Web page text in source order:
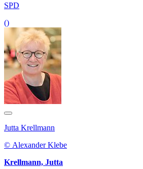
SPD
()
Jutta Krellmann
© Alexander Klebe
Krellmann, Jutta